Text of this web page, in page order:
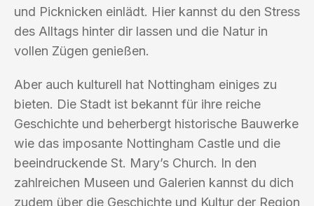
und Picknicken einlädt. Hier kannst du den Stress
des Alltags hinter dir lassen und die Natur in
vollen Zügen genießen.
Aber auch kulturell hat Nottingham einiges zu
bieten. Die Stadt ist bekannt für ihre reiche
Geschichte und beherbergt historische Bauwerke
wie das imposante Nottingham Castle und die
beeindruckende St. Mary’s Church. In den
zahlreichen Museen und Galerien kannst du dich
zudem über die Geschichte und Kultur der Region